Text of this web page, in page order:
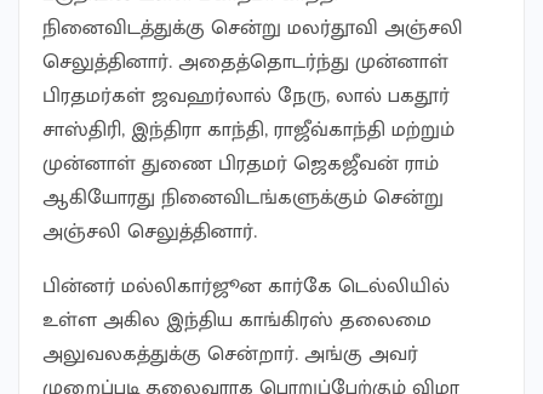
நினைவிடத்துக்கு சென்று மலர்தூவி அஞ்சலி
செலுத்தினார். அதைத்தொடர்ந்து முன்னாள்
பிரதமர்கள் ஜவஹர்லால் நேரு, லால் பகதூர்
சாஸ்திரி, இந்திரா காந்தி, ராஜீவ்காந்தி மற்றும்
முன்னாள் துணை பிரதமர் ஜெகஜீவன் ராம்
ஆகியோரது நினைவிடங்களுக்கும் சென்று
அஞ்சலி செலுத்தினார்.
பின்னர் மல்லிகார்ஜூன கார்கே டெல்லியில்
உள்ள அகில இந்திய காங்கிரஸ் தலைமை
அலுவலகத்துக்கு சென்றார். அங்கு அவர்